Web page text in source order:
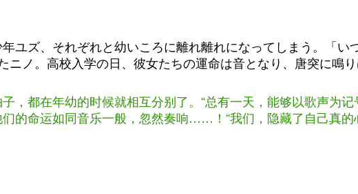
ユズ、それぞれと幼いころに離れ離れになってしまう。「い
ニノ。高校入学の日、彼女たちの運命は音となり、唐突に
，都在年幼的时候就相互分别了。“总有一天，能够以歌声为
的命运如同音乐一般，忽然奏响……！“我们，隐藏了自己真的